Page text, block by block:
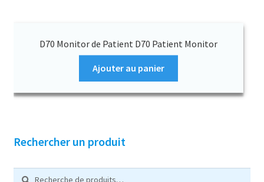
D70 Monitor de Patient D70 Patient Monitor
Ajouter au panier
Rechercher un produit
Recherche